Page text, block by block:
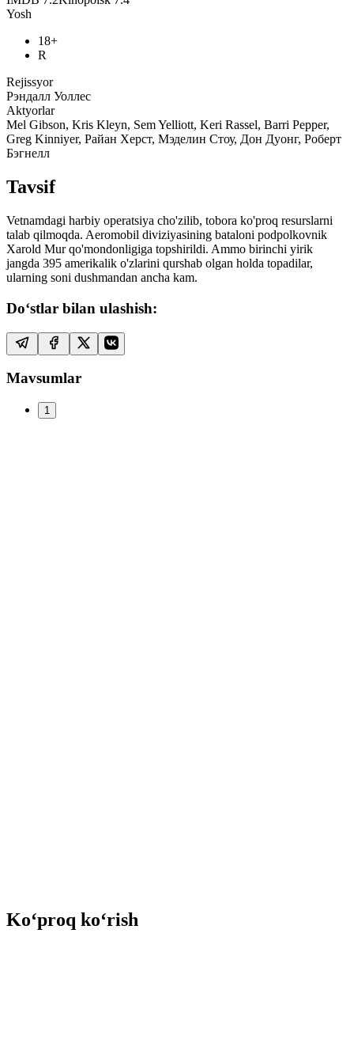
Yosh
18+
R
Rejissyor
Рэндалл Уоллес
Aktyorlar
Mel Gibson, Kris Kleyn, Sem Yelliott, Keri Rassel, Barri Pepper,
Greg Kinniyer, Райан Херст, Мэделин Стоу, Дон Дуонг, Роберт
Бэгнелл
Tavsif
Vetnamdagi harbiy operatsiya cho'zilib, tobora ko'proq resurslarni
talab qilmoqda. Aeromobil diviziyasining bataloni podpolkovnik
Xarold Mur qo'mondonligiga topshirildi. Ammo birinchi yirik
jangda 395 amerikalik o'zlarini qurshab olgan holda topadilar,
ularning soni dushmandan ancha kam.
Do‘stlar bilan ulashish:
Mavsumlar
1
Ko‘proq ko‘rish